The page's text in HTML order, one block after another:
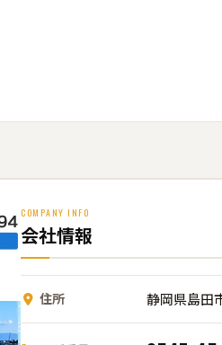
COMPANY INFO
会社情報
住所 静岡県島田